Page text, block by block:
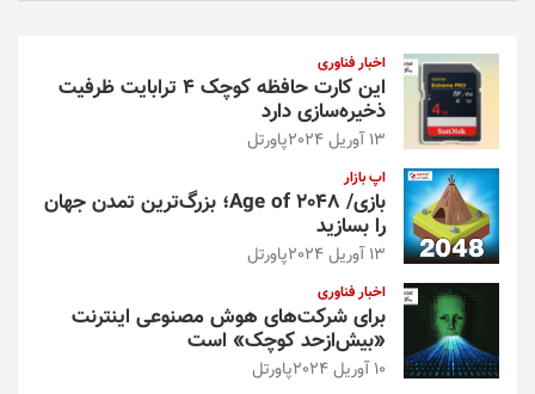
اخبار فناوری
این کارت حافظه کوچک ۴ ترابایت ظرفیت
ذخیره‌سازی دارد
13 آوریل 2024 پاورتل
اپ بازار
بازی/ Age of 2048؛ بزرگ‌ترین تمدن جهان
را بسازید
13 آوریل 2024 پاورتل
اخبار فناوری
برای شرکت‌های هوش مصنوعی اینترنت
«بیش‌از‌حد کوچک» است
10 آوریل 2024 پاورتل